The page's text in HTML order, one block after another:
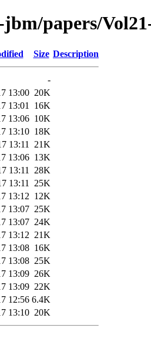
papers/
Size Description
-
13:00 20K
13:01
16K
13:06 10K
13:10 18K
13:11
21K
13:06 13K
13:11
28K
13:11
25K
13:12 12K
13:07 25K
13:07 24K
13:12 21K
13:08 16K
13:08 25K
13:09 26K
13:09 22K
12:56 6.4K
13:10 20K